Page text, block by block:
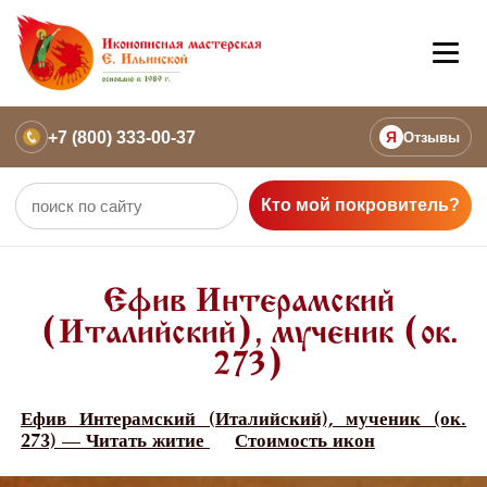
+7 (800) 333-00-37 Я Отзывы
Кто мой покровитель?
Ефив Интерамский
(Италийский), мученик (ок.
273)
Ефив Интерамский (Италийский), мученик (ок.
273) — Читать житие
Стоимость икон